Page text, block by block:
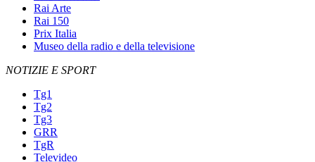
Rai Arte
Rai 150
Prix Italia
Museo della radio e della televisione
NOTIZIE E SPORT
Tg1
Tg2
Tg3
GRR
TgR
Televideo